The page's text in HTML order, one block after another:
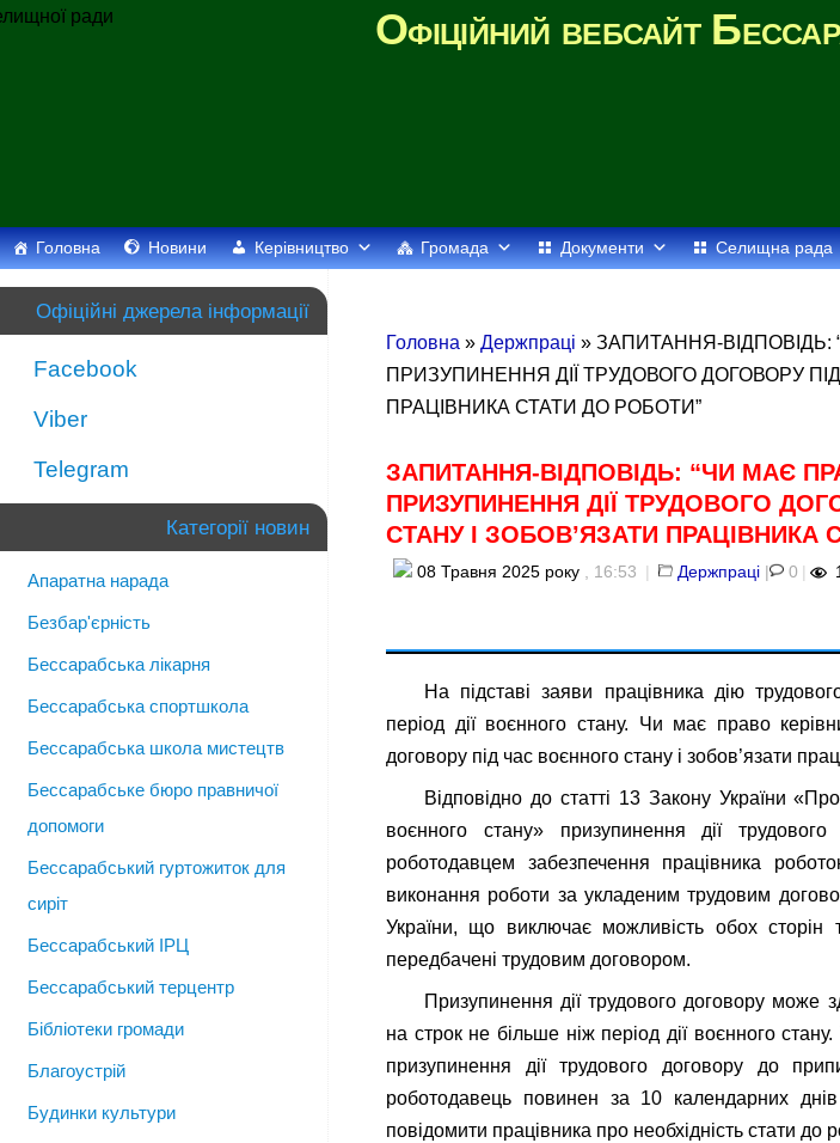
Офіційний вебсайт
Головна Новини Керівництво Громада Документи Селищна рада
Головна » Держпраці » ЗАПИТАННЯ-
ПРИЗУПИНЕННЯ ДІЇ ТРУДОВОГО ДОГОВОРУ
ПРАЦІВНИКА СТАТИ ДО РОБОТИ”
ЗАПИТАННЯ-ВІДПОВІДЬ: “ЧИ МАЄ
ПРИЗУПИНЕННЯ ДІЇ ТРУДОВОГО
СТАНУ І ЗОБОВ’ЯЗАТИ ПРАЦІВНИКА
08 Травня 2025 року , 16:53 | Держпраці | 0 |
На підставі заяви працівника дію
період дії воєнного стану. Чи має право
договору під час воєнного стану і зобов’язати
Відповідно до статті 13 Закону України
воєнного стану» призупинення дії
роботодавцем забезпечення працівника
виконання роботи за укладеним трудовим
України, що виключає можливість обох сторін
передбачені трудовим договором.
Призупинення дії трудового договору може
на строк не більше ніж період дії воєнного
призупинення дії трудового договору до
роботодавець повинен за 10 календарних
повідомити працівника про необхідність стати до
Офіційні джерела інформації
Facebook
Viber
Telegram
Категорії новин
Апаратна нарада
Безбар'єрність
Бессарабська лікарня
Бессарабська спортшкола
Бессарабська школа мистецтв
Бессарабське бюро правничої
допомоги
Бессарабський гуртожиток для
сиріт
Бессарабський ІРЦ
Бессарабський терцентр
Бібліотеки громади
Благоустрій
Будинки культури